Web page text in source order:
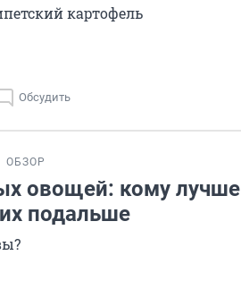
картофель
Обсудить
ОБЗОР
овощей: кому лучше
подальше